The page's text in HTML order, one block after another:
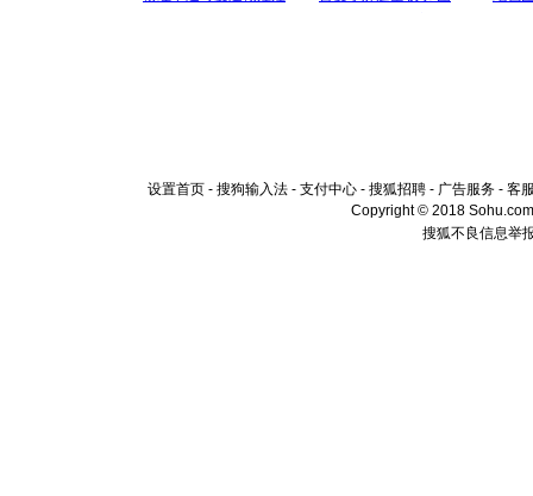
设置首页 - 搜狗输入法 - 支付中心 - 搜狐招聘 - 广告服务 - 客
Copyright © 2018
搜狐不良信息举